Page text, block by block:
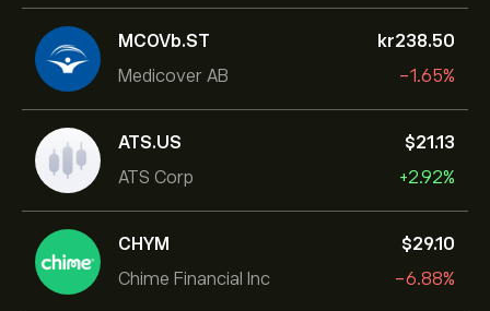
MCOVb.ST
Medicover AB
‎kr‎238.50
-1.65%
ATS.US
ATS Corp
‎$‎21.13
+2.92%
CHYM
Chime Financial Inc
‎$‎29.10
-6.88%